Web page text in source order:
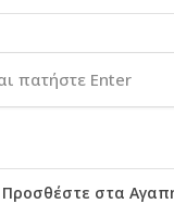
Προσθέστε στα